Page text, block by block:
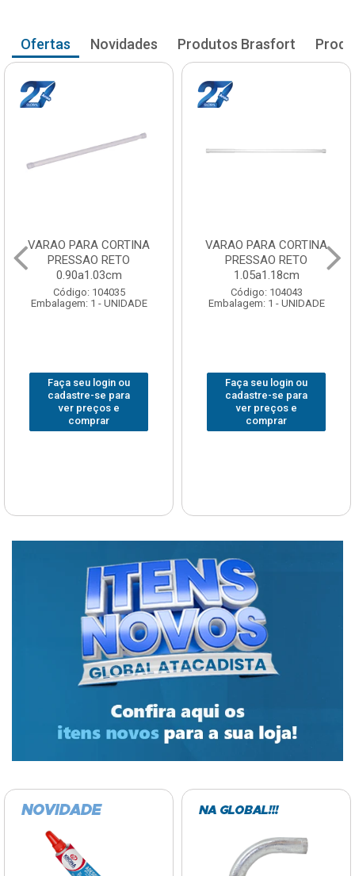
Ofertas Novidades Produtos Brasfort
VARAO PARA CORTINA
PRESSAO RETO
0.90a1.03cm
Código: 104035
Embalagem: 1 - UNIDADE
Faça seu login ou
cadastre-se para
ver preços e
comprar
VARAO PARA CORTINA
PRESSAO RETO
1.05a1.18cm
Código: 104043
Embalagem: 1 - UNIDADE
Faça seu login ou
cadastre-se para
ver preços e
comprar